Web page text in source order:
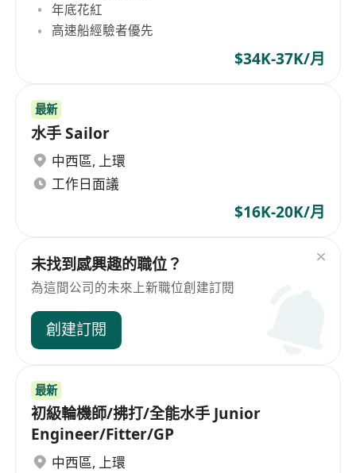
年底花紅
高速船經驗者優先
$34K-37K/月
最新
水手 Sailor
中西區, 上環
工作日面議
$16K-20K/月
未找到感興趣的職位？
為這間公司的未來上新職位創建訂閱
創建訂閱
最新
初級輪機師/拂打/全能水手 Junior
Engineer/Fitter/GP
中西區, 上環